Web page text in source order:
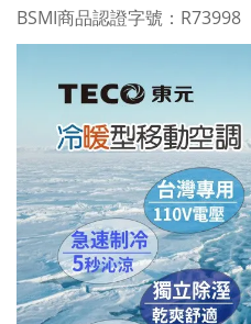
BSMI商品認證字號：R73998